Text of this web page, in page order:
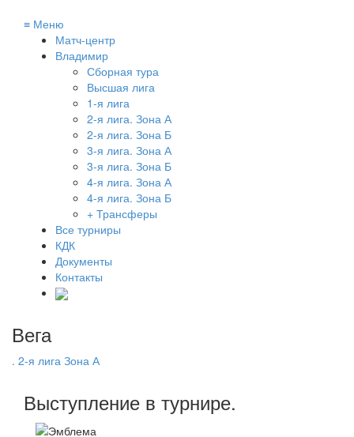
≡ Меню
Матч-центр
Владимир
Сборная тура
Высшая лига
1-я лига
2-я лига. Зона А
2-я лига. Зона Б
3-я лига. Зона А
3-я лига. Зона Б
4-я лига. Зона А
4-я лига. Зона Б
+ Трансферы
Все турниры
КДК
Документы
Контакты
Вега
. 2-я лига Зона А
Выступление в турнире.